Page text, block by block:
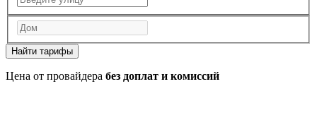
Найти тарифы
Цена от провайдера без доплат и комиссий